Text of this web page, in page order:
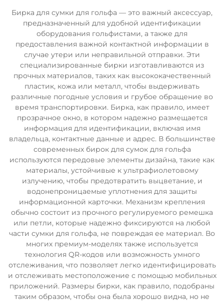
Бирка для сумки для гольфа — это важный аксессуар,
предназначенный для удобной идентификации
оборудования гольфистами, а также для
предоставления важной контактной информации в
случае утери или неправильной отправки. Эти
специализированные бирки изготавливаются из
прочных материалов, таких как высококачественный
пластик, кожа или металл, чтобы выдерживать
различные погодные условия и грубое обращение во
время транспортировки. Бирка, как правило, имеет
прозрачное окно, в котором надежно размещается
информация для идентификации, включая имя
владельца, контактные данные и адрес. В большинстве
современных бирок для сумок для гольфа
используются передовые элементы дизайна, такие как
материалы, устойчивые к ультрафиолетовому
излучению, чтобы предотвратить выцветание, и
водонепроницаемые уплотнения для защиты
информационной карточки. Механизм крепления
обычно состоит из прочного регулируемого ремешка
или петли, которые надежно фиксируются на любой
части сумки для гольфа, не повреждая ее материал. Во
многих премиум-моделях также используется
технология QR-кодов или возможность умного
отслеживания, что позволяет легко идентифицировать
и отслеживать местоположение с помощью мобильных
приложений. Размеры бирки, как правило, подобраны
таким образом, чтобы она была хорошо видна, но не